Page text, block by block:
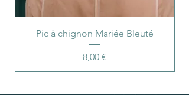
Pic à chignon Mariée Bleuté
Prix
8,00 €